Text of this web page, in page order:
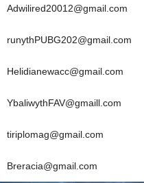
Adwilired20012@gmail.com
runythPUBG202@gmail.com
Helidianewacc@gmail.com
YbaliwythFAV@gmaill.com
tiriplomag@gmail.com
Breracia@gmail.com